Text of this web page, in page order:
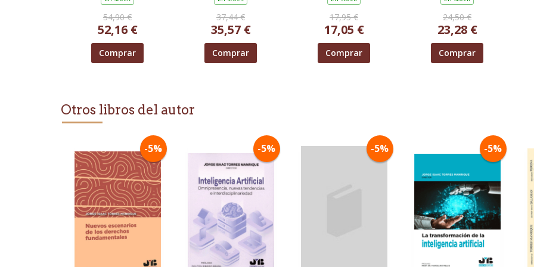
BORRALLO, MARTA /
FRANCISCO / DELGADO
FERNANDEZ, SANTIAGO /
ESTEVE MALLENT, KATIA /
54,90 €
52,16 €
Comprar
37,44 €
35,57 €
Comprar
17,95 €
17,05 €
Comprar
24,50 €
23,28 €
Comprar
Otros libros del autor
-5% -5% -5% -5%